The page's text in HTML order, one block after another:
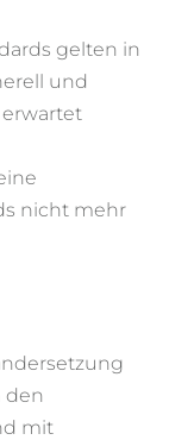
gelten in
und
erwartet
nicht mehr
den
mit